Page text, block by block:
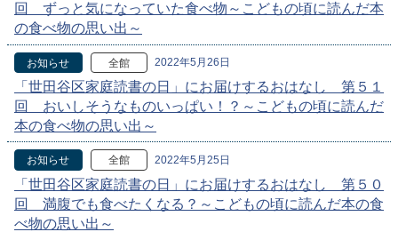
回 ずっと気になっていた食べ物～こどもの頃に読んだ本
の食べ物の思い出～
お知らせ 全館 2022年5月26日
「世田谷区家庭読書の日」にお届けするおはなし 第５１
回 おいしそうなものいっぱい！？～こどもの頃に読んだ
本の食べ物の思い出～
お知らせ 全館 2022年5月25日
「世田谷区家庭読書の日」にお届けするおはなし 第５０
回 満腹でも食べたくなる？～こどもの頃に読んだ本の食
べ物の思い出～